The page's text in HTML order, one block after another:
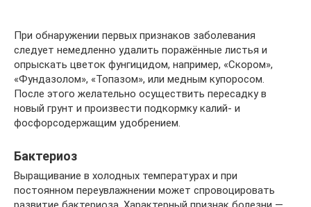
При обнаружении первых признаков заболевания
следует немедленно удалить поражённые листья и
опрыскать цветок фунгицидом, например, «Скором»,
«Фундазолом», «Топазом», или медным купоросом.
После этого желательно осуществить пересадку в
новый грунт и произвести подкормку калий- и
фосфорсодержащим удобрением.
Бактериоз
Выращивание в холодных температурах и при
постоянном переувлажнении может спровоцировать